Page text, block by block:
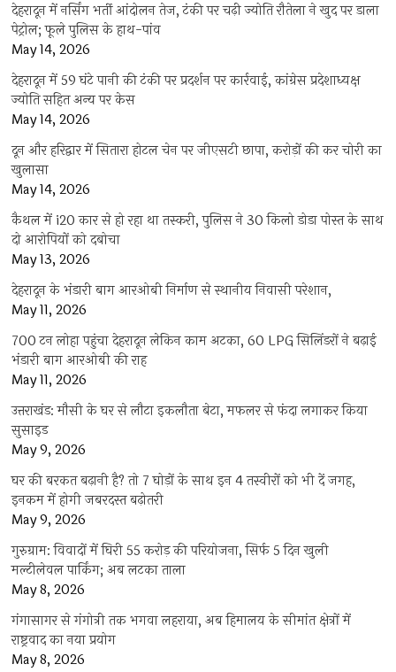
देहरादून में नर्सिंग भर्ती आंदोलन तेज, टंकी पर चढ़ी ज्योति रौतेला ने खुद पर डाला
पेट्रोल; फूले पुलिस के हाथ-पांव
May 14, 2026
देहरादून में 59 घंटे पानी की टंकी पर प्रदर्शन पर कार्रवाई, कांग्रेस प्रदेशाध्यक्ष
ज्योति सहित अन्य पर केस
May 14, 2026
दून और हरिद्वार में सितारा होटल चेन पर जीएसटी छापा, करोड़ों की कर चोरी का
खुलासा
May 14, 2026
कैथल में i20 कार से हो रहा था तस्करी, पुलिस ने 30 किलो डोडा पोस्त के साथ
दो आरोपियों को दबोचा
May 13, 2026
देहरादून के भंडारी बाग आरओबी निर्माण से स्थानीय निवासी परेशान,
May 11, 2026
700 टन लोहा पहुंचा देहरादून लेकिन काम अटका, 60 LPG सिलिंडरों ने बढ़ाई
भंडारी बाग आरओबी की राह
May 11, 2026
उत्तराखंड: मौसी के घर से लौटा इकलौता बेटा, मफलर से फंदा लगाकर किया
सुसाइड
May 9, 2026
घर की बरकत बढ़ानी है? तो 7 घोड़ों के साथ इन 4 तस्वीरों को भी दें जगह,
इनकम में होगी जबरदस्त बढ़ोतरी
May 9, 2026
गुरुग्राम: विवादों में घिरी 55 करोड़ की परियोजना, सिर्फ 5 दिन खुली
मल्टीलेवल पार्किंग; अब लटका ताला
May 8, 2026
गंगासागर से गंगोत्री तक भगवा लहराया, अब हिमालय के सीमांत क्षेत्रों में
राष्ट्रवाद का नया प्रयोग
May 8, 2026